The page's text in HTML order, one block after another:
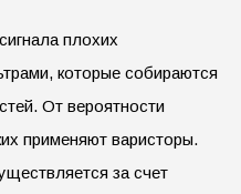
плохих
которые собираются
От вероятности
применяют варисторы.
за счет